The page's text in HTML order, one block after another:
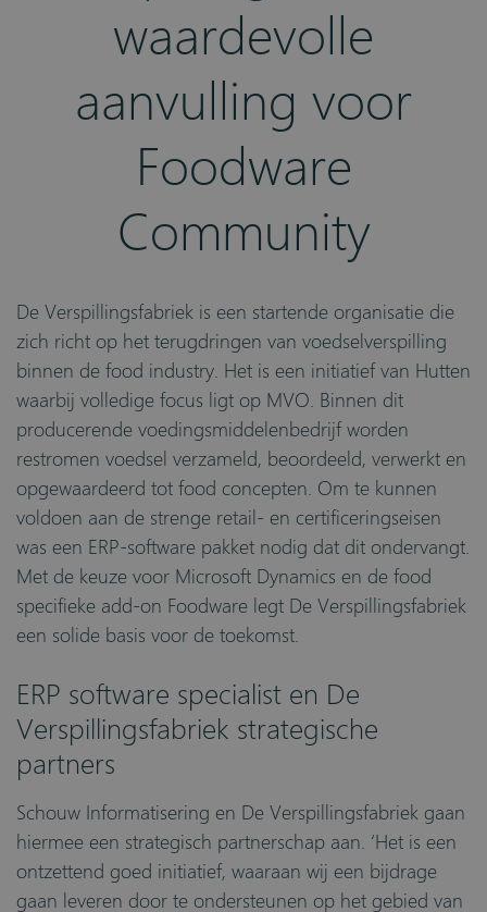
waardevolle
aanvulling voor
Foodware
Community
De Verspillingsfabriek is een startende organisatie die
zich richt op het terugdringen van voedselverspilling
binnen de food industry. Het is een initiatief van Hutten
waarbij volledige focus ligt op MVO. Binnen dit
producerende voedingsmiddelenbedrijf worden
restromen voedsel verzameld, beoordeeld, verwerkt en
opgewaardeerd tot food concepten. Om te kunnen
voldoen aan de strenge retail- en certificeringseisen
was een ERP-software pakket nodig dat dit ondervangt.
Met de keuze voor Microsoft Dynamics en de food
specifieke add-on Foodware legt De Verspillingsfabriek
een solide basis voor de toekomst.
ERP software specialist en De
Verspillingsfabriek strategische
partners
Schouw Informatisering en De Verspillingsfabriek gaan
hiermee een strategisch partnerschap aan. ‘Het is een
ontzettend goed initiatief, waaraan wij een bijdrage
gaan leveren door te ondersteunen op het gebied van